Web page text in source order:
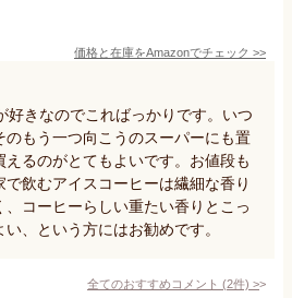
価格と在庫をAmazonでチェック >>
好きなのでこればっかりです。いつ
のもう一つ向こうのスーパーにも置
るのがとてもよいです。お値段も
飲むアイスコーヒーは繊細な香り
コーヒーらしい重たい香りとこっ
、という方にはお勧めです。
全てのおすすめコメント (2件) >